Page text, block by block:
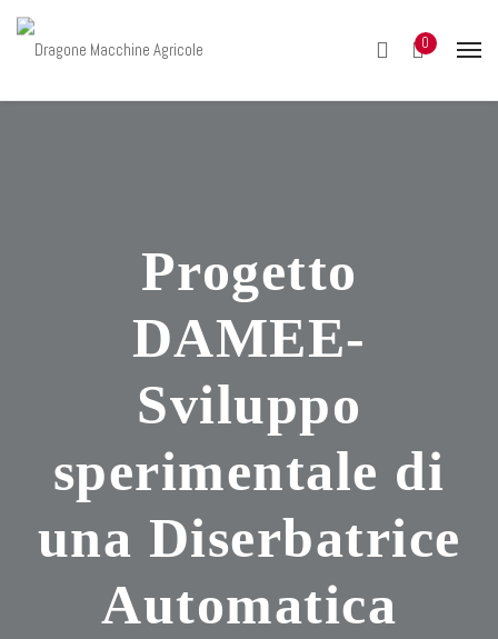
0
Progetto
DAMEE-
Sviluppo
sperimentale di
una Diserbatrice
Automatica